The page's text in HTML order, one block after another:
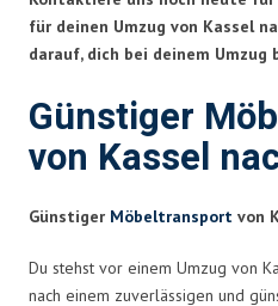
für deinen Umzug von Kassel
darauf, dich bei deinem
Günstiger
von Kassel
Günstiger Möbeltransport von
Du stehst vor einem Umzug von
nach einem zuverlässigen und